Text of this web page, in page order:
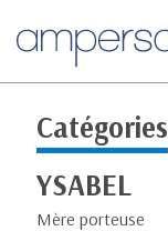
Catégories
YSABEL
Mère porteuse